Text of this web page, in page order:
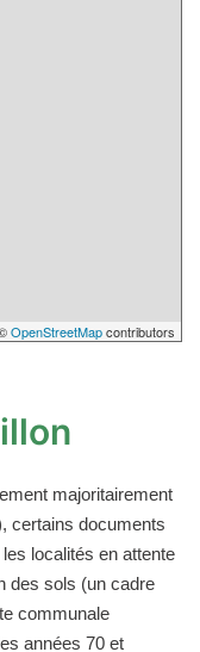
OpenStreetMapcontributors
majoritairement
certains documents
localités en attente
des sols (un cadre
communale
années 70 et